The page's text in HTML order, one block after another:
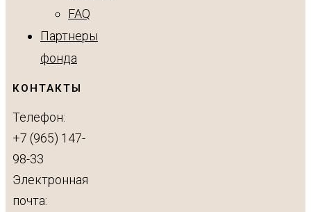
FAQ
Партнеры
фонда
КОНТАКТЫ
Телефон:
+7 (965) 147-
98-33
Электронная
почта: